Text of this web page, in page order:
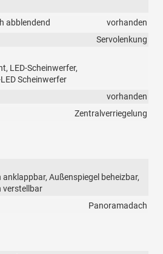
abblendend
vorhanden
Servolenkung
LED-Scheinwerfer,
Scheinwerfer
vorhanden
Zentralverriegelung
Außenspiegel beheizbar,
verstellbar
Panoramadach